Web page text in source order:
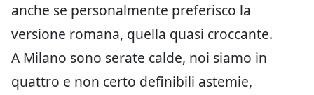
anche se personalmente preferisco la
versione romana, quella quasi croccante.
A Milano sono serate calde, noi siamo in
quattro e non certo definibili astemie,